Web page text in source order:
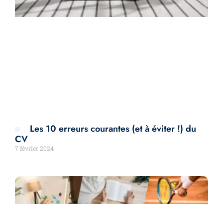
Les 10 erreurs courantes (et à éviter !) du
CV
7 février 2024